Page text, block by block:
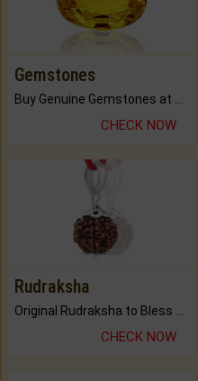
Gemstones
CHECK NOW
Rudraksha
CHECK NOW